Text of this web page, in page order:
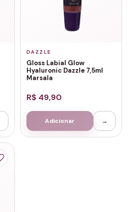
DAZZLE
Gloss Labial Glow
Hyaluronic Dazzle 7,5ml
Marsala
R$ 49,90
Adicionar →